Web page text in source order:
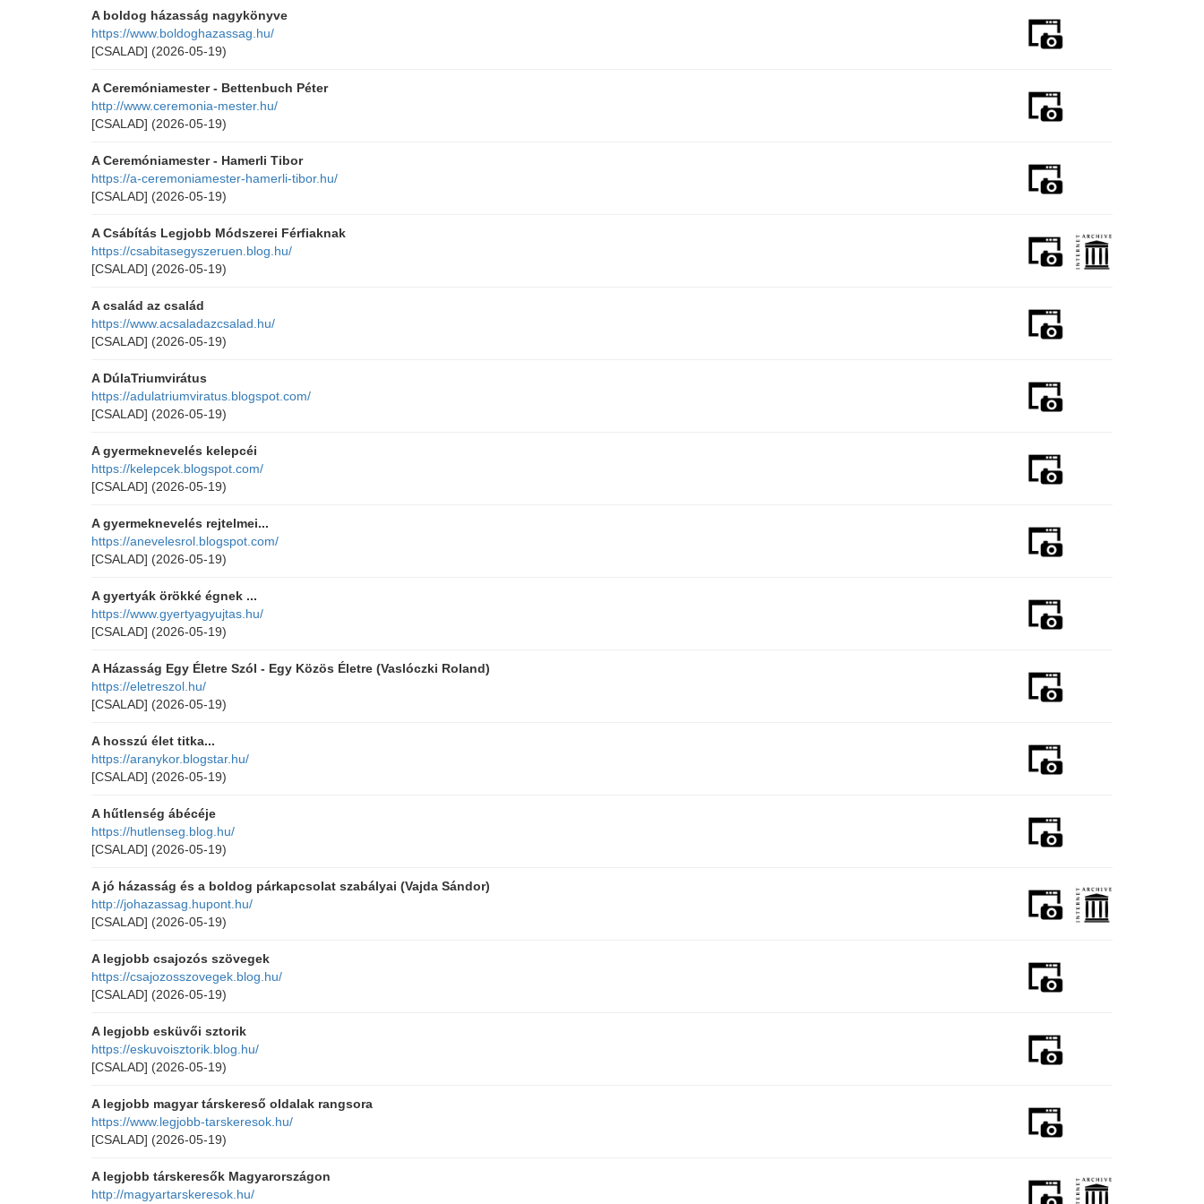
A boldog házasság nagykönyve
https://www.boldoghazassag.hu/
[CSALAD] (2026-05-19)
A Ceremóniamester - Bettenbuch Péter
http://www.ceremonia-mester.hu/
[CSALAD] (2026-05-19)
A Ceremóniamester - Hamerli Tibor
https://a-ceremoniamester-hamerli-tibor.hu/
[CSALAD] (2026-05-19)
A Csábítás Legjobb Módszerei Férfiaknak
https://csabitasegyszeruen.blog.hu/
[CSALAD] (2026-05-19)
A család az család
https://www.acsaladazcsalad.hu/
[CSALAD] (2026-05-19)
A DúlaTriumvirátus
https://adulatriumviratus.blogspot.com/
[CSALAD] (2026-05-19)
A gyermeknevelés kelepcéi
https://kelepcek.blogspot.com/
[CSALAD] (2026-05-19)
A gyermeknevelés rejtelmei...
https://anevelesrol.blogspot.com/
[CSALAD] (2026-05-19)
A gyertyák örökké égnek ...
https://www.gyertyagyujtas.hu/
[CSALAD] (2026-05-19)
A Házasság Egy Életre Szól - Egy Közös Életre (Vaslóczki Roland)
https://eletreszol.hu/
[CSALAD] (2026-05-19)
A hosszú élet titka...
https://aranykor.blogstar.hu/
[CSALAD] (2026-05-19)
A hűtlenség ábécéje
https://hutlenseg.blog.hu/
[CSALAD] (2026-05-19)
A jó házasság és a boldog párkapcsolat szabályai (Vajda Sándor)
http://johazassag.hupont.hu/
[CSALAD] (2026-05-19)
A legjobb csajozós szövegek
https://csajozosszovegek.blog.hu/
[CSALAD] (2026-05-19)
A legjobb esküvői sztorik
https://eskuvoisztorik.blog.hu/
[CSALAD] (2026-05-19)
A legjobb magyar társkereső oldalak rangsora
https://www.legjobb-tarskeresok.hu/
[CSALAD] (2026-05-19)
A legjobb társkeresők Magyarországon
http://magyartarskeresok.hu/